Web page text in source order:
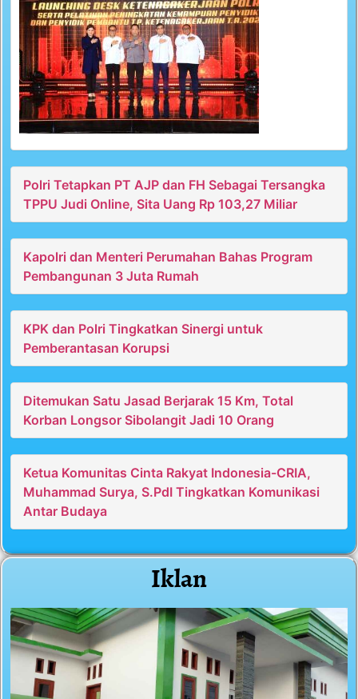
Polri Tetapkan PT AJP dan FH Sebagai Tersangka
TPPU Judi Online, Sita Uang Rp 103,27 Miliar
Kapolri dan Menteri Perumahan Bahas Program
Pembangunan 3 Juta Rumah
KPK dan Polri Tingkatkan Sinergi untuk
Pemberantasan Korupsi
Ditemukan Satu Jasad Berjarak 15 Km, Total
Korban Longsor Sibolangit Jadi 10 Orang
Ketua Komunitas Cinta Rakyat Indonesia-CRIA,
Muhammad Surya, S.PdI Tingkatkan Komunikasi
Antar Budaya
Iklan